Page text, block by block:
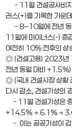
- 11월 건설공사비지
러스(+)를 기록한 가운
- 8~10월에 전년 동
11월에 마이너스(-) 증
여전히 10% 전후의 상
◎ (건설고용) 2023년
전년 동월 대비 +1.5%)
◎ (국내 건설시장 상황
다시 감소, 건설기성의
- 11월 건설기성은
+14.5% → 6.1% →
- 이는 공공기성이